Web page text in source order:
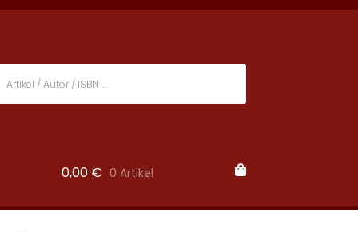
0,00 € 0 Artikel